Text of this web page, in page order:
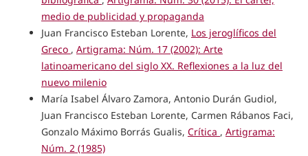
medio de publicidad y propaganda
Juan Francisco Esteban Lorente, Los jeroglíficos del
Greco , Artigrama: Núm. 17 (2002): Arte
latinoamericano del siglo XX. Reflexiones a la luz del
nuevo milenio
María Isabel Álvaro Zamora, Antonio Durán Gudiol,
Juan Francisco Esteban Lorente, Carmen Rábanos Faci,
Gonzalo Máximo Borrás Gualis, Crítica , Artigrama:
Núm. 2 (1985)